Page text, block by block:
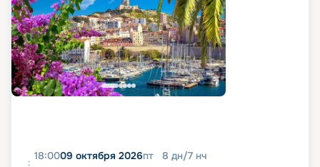
18:0009 октября 2026пт 8 дн/7 нч